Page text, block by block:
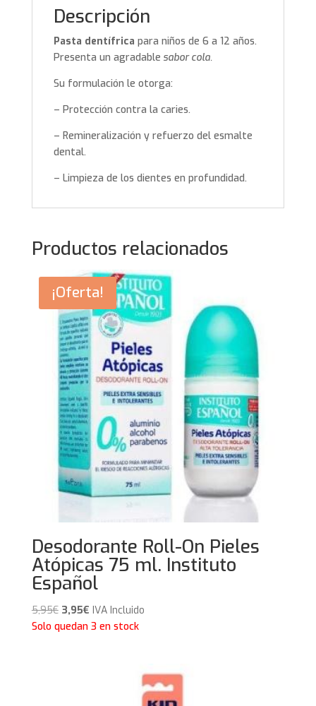
Descripción
Pasta dentífrica para niños de 6 a 12 años.
Presenta un agradable sabor cola.
Su formulación le otorga:
– Protección contra la caries.
– Remineralización y refuerzo del esmalte
dental.
– Limpieza de los dientes en profundidad.
Productos relacionados
¡Oferta!
Desodorante Roll-On Pieles
Atópicas 75 ml. Instituto
Español
5,95€ El
precio
3,95€El
precio
IVA Incluido
Solo quedan 3 en stock